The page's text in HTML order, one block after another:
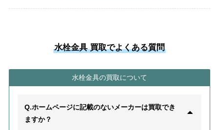
水栓金具 買取でよくある質問
水栓金具の買取について
Q.ホームページに記載のないメーカーは買取でき
ますか？